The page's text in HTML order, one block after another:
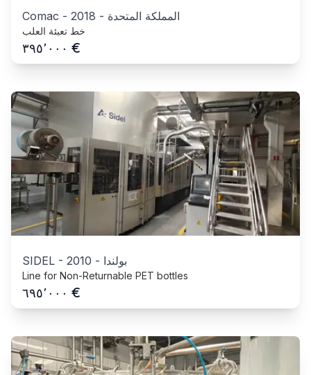
Comac - 2018 - المملكة المتحدة
خط تعبئة العلب
٣٩٥٬٠٠٠ €
SIDEL - 2010 - بولندا
Line for Non-Returnable PET bottles
٦٩٥٬٠٠٠ €